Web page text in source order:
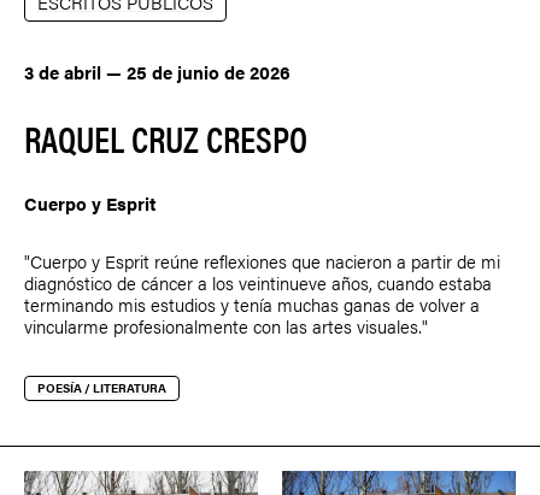
3 de abril — 25 de junio de 2026
RAQUEL CRUZ CRESPO
Cuerpo y Esprit
"Cuerpo y Esprit reúne reflexiones que nacieron a partir de mi
diagnóstico de cáncer a los veintinueve años, cuando estaba
terminando mis estudios y tenía muchas ganas de volver a
vincularme profesionalmente con las artes visuales."
POESÍA / LITERATURA